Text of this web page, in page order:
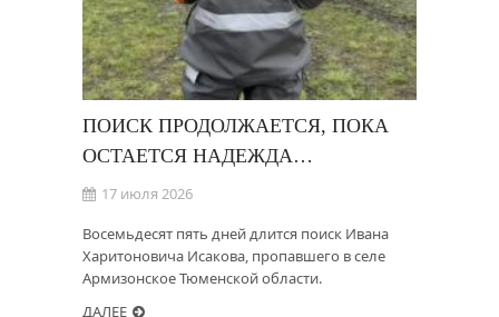
ПОИСК ПРОДОЛЖАЕТСЯ, ПОКА
ОСТАЕТСЯ НАДЕЖДА…
17 июля 2026
Восемьдесят пять дней длится поиск Ивана
Харитоновича Исакова, пропавшего в селе
Армизонское Тюменской области.
ДАЛЕЕ